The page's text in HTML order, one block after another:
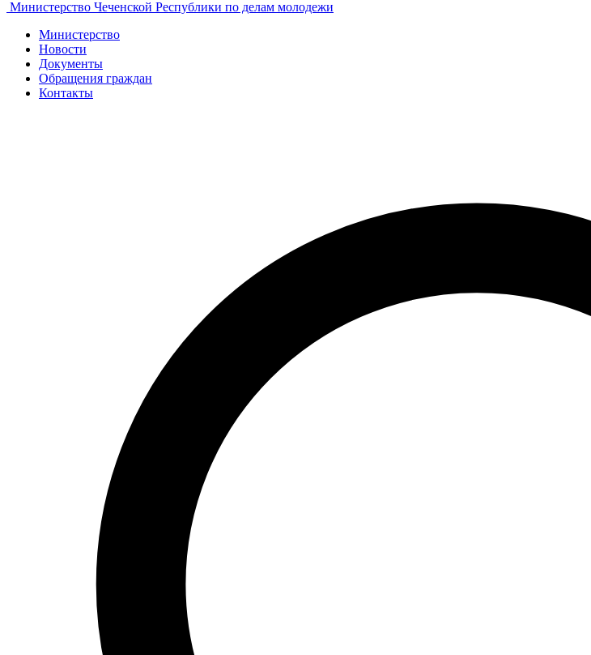
Министерство Чеченской Республики по делам молодежи
Министерство
Новости
Документы
Обращения граждан
Контакты